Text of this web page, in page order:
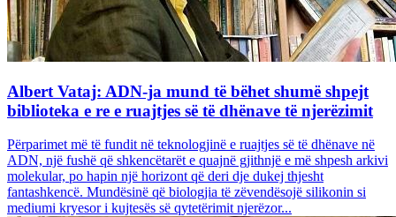
Albert Vataj: ADN-ja mund të bëhet shumë shpejt
biblioteka e re e ruajtjes së të dhënave të njerëzimit
Përparimet më të fundit në teknologjinë e ruajtjes së të dhënave në
ADN, një fushë që shkencëtarët e quajnë gjithnjë e më shpesh arkivi
molekular, po hapin një horizont që deri dje dukej thjesht
fantashkencë. Mundësinë që biologjia të zëvendësojë silikonin si
mediumi kryesor i kujtesës së qytetërimit njerëzor...